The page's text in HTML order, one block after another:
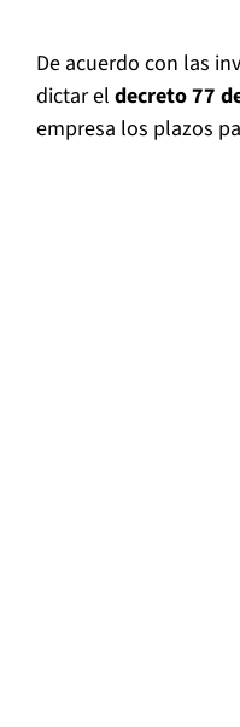
De acuerdo con las
dictar el decreto 77
empresa los plazos